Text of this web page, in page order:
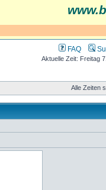
FAQ
Aktuelle Zeit: Freitag
Alle Zeiten